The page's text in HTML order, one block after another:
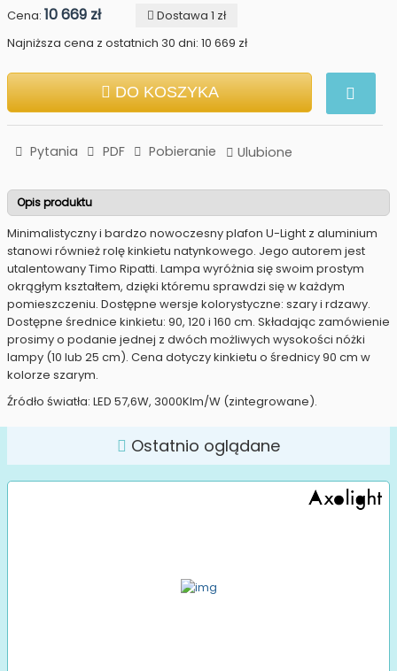
Cena: 10 669 zł
Dostawa 1 zł
Najniższa cena z ostatnich 30 dni: 10 669 zł
DO KOSZYKA
Pytania PDF Pobieranie Ulubione
Opis produktu
Minimalistyczny i bardzo nowoczesny plafon U-Light z aluminium
stanowi również rolę kinkietu natynkowego. Jego autorem jest
utalentowany Timo Ripatti. Lampa wyróżnia się swoim prostym
okrągłym kształtem, dzięki któremu sprawdzi się w każdym
pomieszczeniu. Dostępne wersje kolorystyczne: szary i rdzawy.
Dostępne średnice kinkietu: 90, 120 i 160 cm. Składając zamówienie
prosimy o podanie jednej z dwóch możliwych wysokości nóżki
lampy (10 lub 25 cm). Cena dotyczy kinkietu o średnicy 90 cm w
kolorze szarym.
Źródło światła: LED 57,6W, 3000Klm/W (zintegrowane).
Ostatnio oglądane